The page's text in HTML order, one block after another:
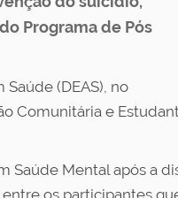
Programa de Pós
(DEAS), no
Comunitária e
Saúde Mental após a
os participantes